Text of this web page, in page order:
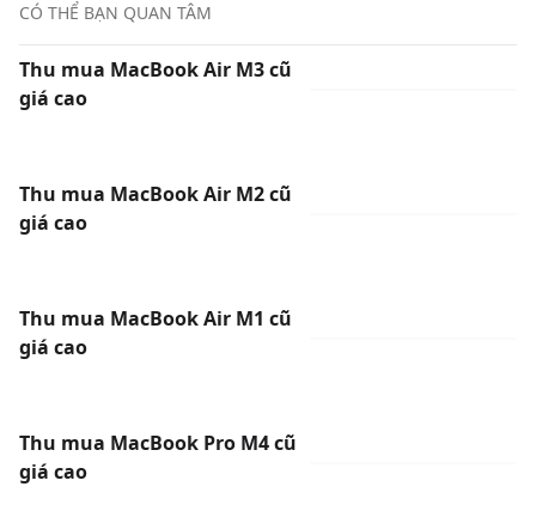
CÓ THỂ BẠN QUAN TÂM
Thu mua MacBook Air M3 cũ
giá cao
Thu mua MacBook Air M2 cũ
giá cao
Thu mua MacBook Air M1 cũ
giá cao
Thu mua MacBook Pro M4 cũ
giá cao